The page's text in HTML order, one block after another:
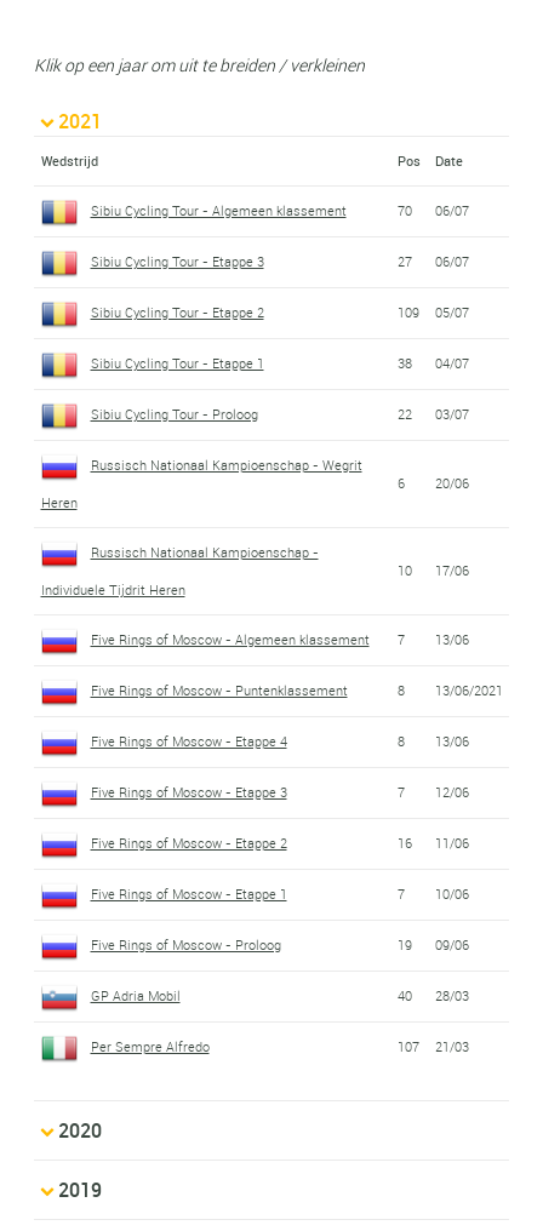
Klik op een jaar om uit te breiden / verkleinen
2021
Wedstrijd Pos Date
Sibiu Cycling Tour - Algemeen klassement 70 06/07
Sibiu Cycling Tour - Etappe 3 27 06/07
Sibiu Cycling Tour - Etappe 2 109 05/07
Sibiu Cycling Tour - Etappe 1 38 04/07
Sibiu Cycling Tour - Proloog 22 03/07
Russisch Nationaal Kampioenschap - Wegrit
Heren
6 20/06
Russisch Nationaal Kampioenschap -
Individuele Tijdrit Heren
10 17/06
Five Rings of Moscow - Algemeen klassement 7 13/06
Five Rings of Moscow - Puntenklassement 8 13/06/2021
Five Rings of Moscow - Etappe 4 8 13/06
Five Rings of Moscow - Etappe 3 7 12/06
Five Rings of Moscow - Etappe 2 16 11/06
Five Rings of Moscow - Etappe 1 7 10/06
Five Rings of Moscow - Proloog 19 09/06
GP Adria Mobil 40 28/03
Per Sempre Alfredo 107 21/03
2020
2019